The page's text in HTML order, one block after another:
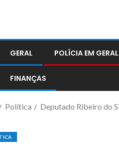
GERAL POLÍCIA EM GERAL
FINANÇAS
Política Deputado Ribeiro do